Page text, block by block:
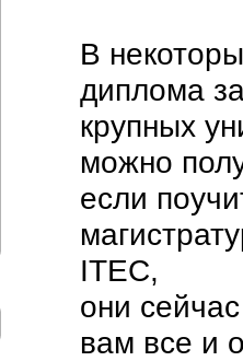
В
диплома
крупных
можно
если
ITEC,
они
вам все и